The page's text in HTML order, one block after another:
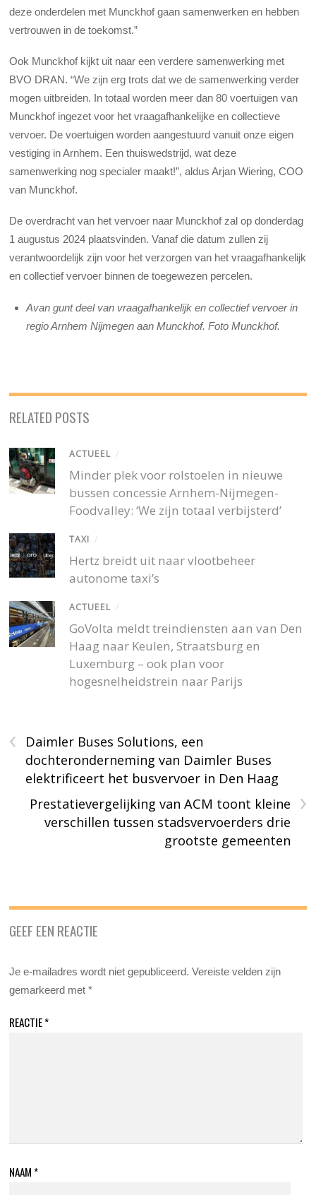
deze onderdelen met Munckhof gaan samenwerken en hebben
vertrouwen in de toekomst.”
Ook Munckhof kijkt uit naar een verdere samenwerking met
BVO DRAN. “We zijn erg trots dat we de samenwerking verder
mogen uitbreiden. In totaal worden meer dan 80 voertuigen van
Munckhof ingezet voor het vraagafhankelijke en collectieve
vervoer. De voertuigen worden aangestuurd vanuit onze eigen
vestiging in Arnhem. Een thuiswedstrijd, wat deze
samenwerking nog specialer maakt!”, aldus Arjan Wiering, COO
van Munckhof.
De overdracht van het vervoer naar Munckhof zal op donderdag
1 augustus 2024 plaatsvinden. Vanaf die datum zullen zij
verantwoordelijk zijn voor het verzorgen van het vraagafhankelijk
en collectief vervoer binnen de toegewezen percelen.
Avan gunt deel van vraagafhankelijk en collectief vervoer in
regio Arnhem Nijmegen aan Munckhof. Foto Munckhof.
RELATED POSTS
ACTUEEL /
Minder plek voor rolstoelen in nieuwe
bussen concessie Arnhem-Nijmegen-
Foodvalley: ‘We zijn totaal verbijsterd’
TAXI /
Hertz breidt uit naar vlootbeheer
autonome taxi’s
ACTUEEL /
GoVolta meldt treindiensten aan van Den
Haag naar Keulen, Straatsburg en
Luxemburg – ook plan voor
hogesnelheidstrein naar Parijs
‹
Daimler Buses Solutions, een
dochteronderneming van Daimler Buses
elektrificeert het busvervoer in Den Haag
›
Prestatievergelijking van ACM toont kleine
verschillen tussen stadsvervoerders drie
grootste gemeenten
GEEF EEN REACTIE
Je e-mailadres wordt niet gepubliceerd. Vereiste velden zijn
gemarkeerd met*
REACTIE*
NAAM *